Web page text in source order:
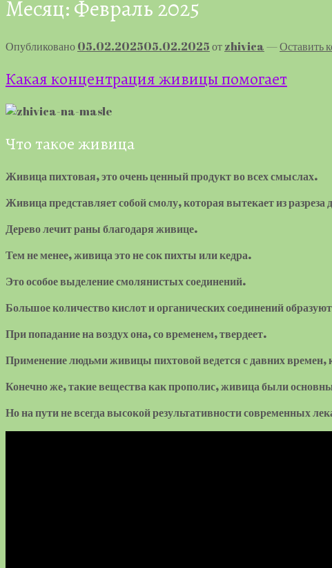
Месяц:Февраль 2025
Опубликовано05.02.202505.02.2025отzhivica—Оставить
Какая концентрация живицы помогает
Что такое живица
Живица пихтовая, это очень ценный продукт во всех смыслах.
Живица представляет собой смолу, которая вытекает из разреза
Дерево лечит раны благодаря живице.
Тем не менее, живица это не сок пихты или кедра.
Это особое выделение смолянистых соединений.
Большое количество кислот и органических соединений
При попадание на воздух она, со временем, твердеет.
Применение людьми живицы пихтовой ведется с давних
Конечно же, такие вещества как прополис, живица были
Но на пути не всегда высокой результативности современных